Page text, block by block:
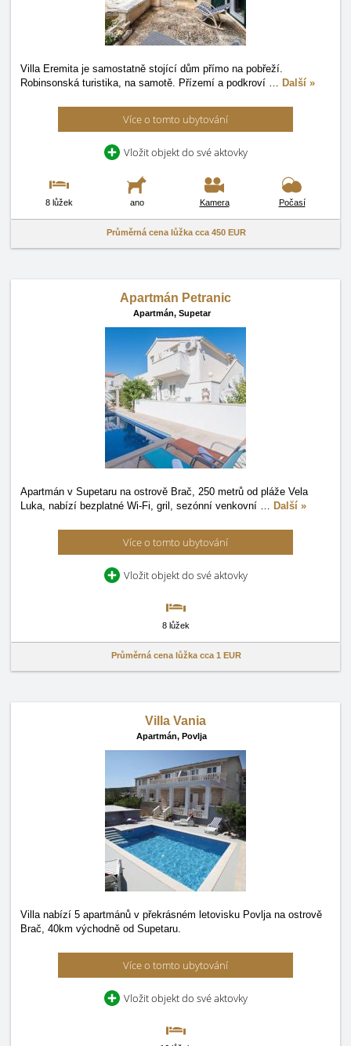
Villa Eremita je samostatně stojící dům přímo na pobřeží.
Robinsonská turistika, na samotě. Přízemí a podkroví … Další »
Více o tomto ubytování
Vložit objekt do své aktovky
8 lůžek ano Kamera Počasí
Průměrná cena lůžka cca 450 EUR
Apartmán Petranic
Apartmán, Supetar
Apartmán v Supetaru na ostrově Brač, 250 metrů od pláže Vela
Luka, nabízí bezplatné Wi-Fi, gril, sezónní venkovní … Další »
Více o tomto ubytování
Vložit objekt do své aktovky
8 lůžek
Průměrná cena lůžka cca 1 EUR
Villa Vania
Apartmán, Povlja
Villa nabízí 5 apartmánů v překrásném letovisku Povlja na ostrově
Brač, 40km východně od Supetaru.
Více o tomto ubytování
Vložit objekt do své aktovky